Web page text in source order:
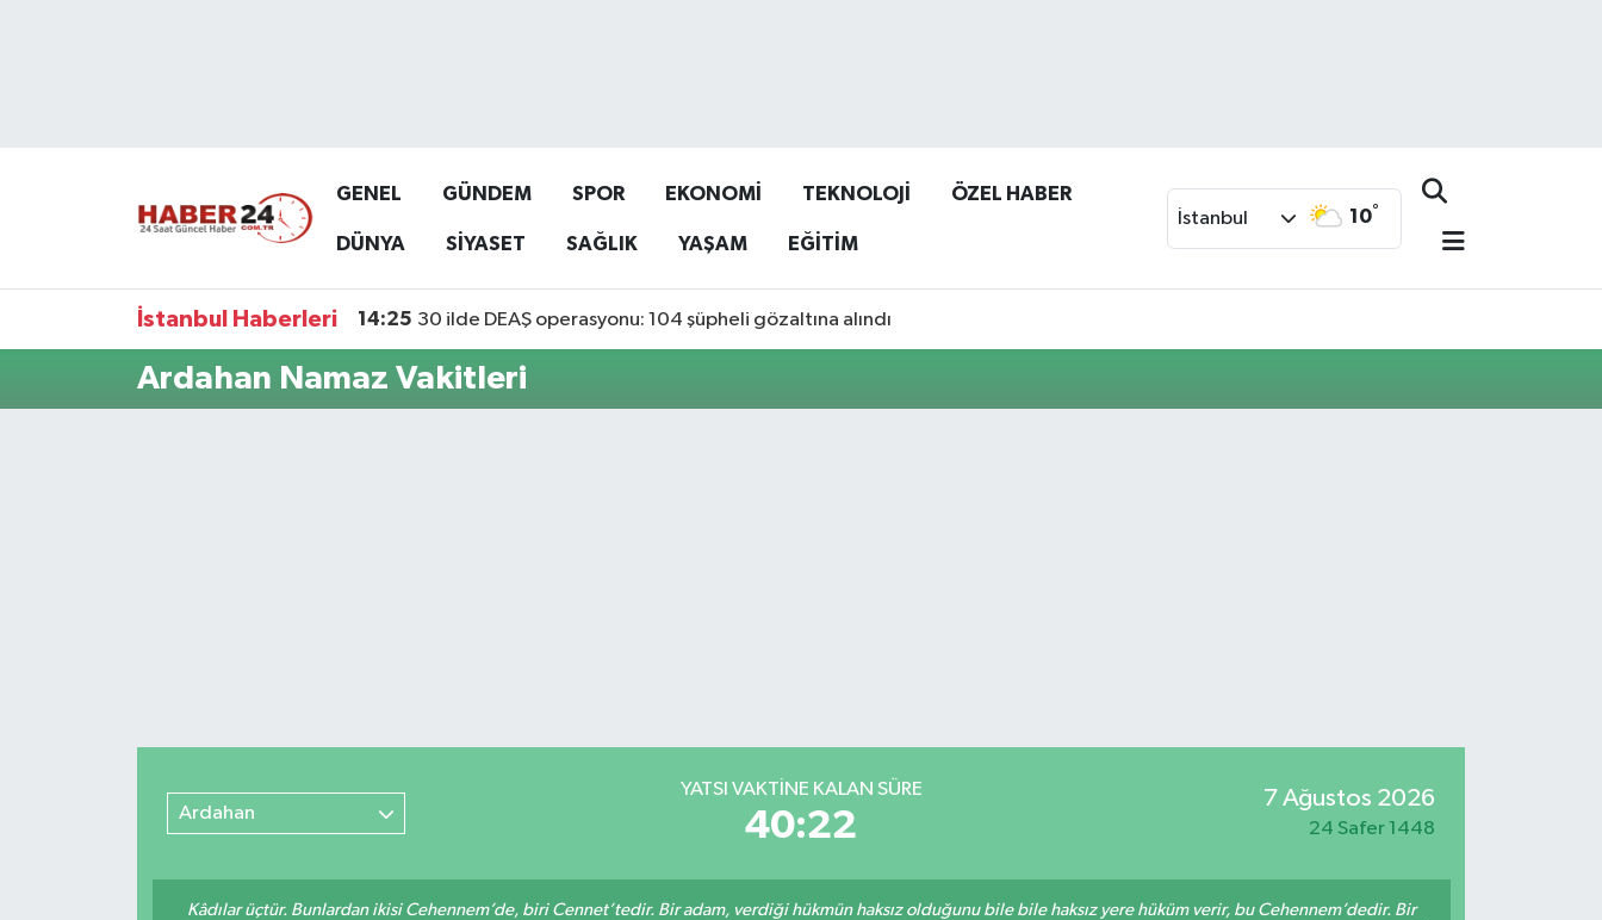
GENEL GÜNDEM SPOR EKONOMİ TEKNOLOJİ ÖZEL HABER
DÜNYA SİYASET SAĞLIK YAŞAM EĞİTİM
İstanbul 10°
İstanbul Haberleri 14:25 30 ilde DEAŞ operasyonu: 104 şüpheli gözaltına alındı
Ardahan Namaz Vakitleri
Ardahan
YATSI VAKTİNE KALAN SÜRE
40:22
7 Ağustos 2026
24 Safer 1448
Kâdılar üçtür. Bunlardan ikisi Cehennem’de, biri Cennet’tedir. Bir adam, verdiği hükmün haksız olduğunu bile bile haksız yere hüküm verir, bu Cehennem’dedir. Bir
Namaz Vakitleri
Süper Lig Puan Durumu ve Fikstür
Tüm Manşetler